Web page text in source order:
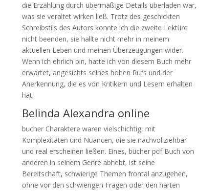
die Erzählung durch übermäßige Details überladen war,
was sie veraltet wirken ließ. Trotz des geschickten
Schreibstils des Autors konnte ich die zweite Lektüre
nicht beenden, sie hallte nicht mehr in meinem
aktuellen Leben und meinen Überzeugungen wider.
Wenn ich ehrlich bin, hatte ich von diesem Buch mehr
erwartet, angesichts seines hohen Rufs und der
Anerkennung, die es von Kritikern und Lesern erhalten
hat.
Belinda Alexandra online
bucher Charaktere waren vielschichtig, mit
Komplexitäten und Nuancen, die sie nachvollziehbar
und real erscheinen ließen. Eines, bücher pdf Buch von
anderen in seinem Genre abhebt, ist seine
Bereitschaft, schwierige Themen frontal anzugehen,
ohne vor den schwierigen Fragen oder den harten